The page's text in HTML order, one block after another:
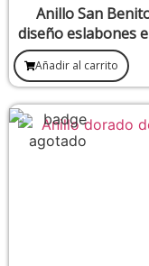
Anillo San
diseño eslabones
inoxidable
Añadir al carrito